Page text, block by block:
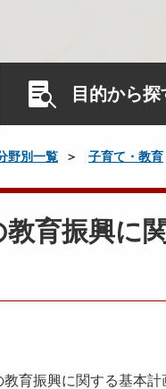
目的から探
野別一覧 子育て・教育
教育振興に
育振興に関する基本